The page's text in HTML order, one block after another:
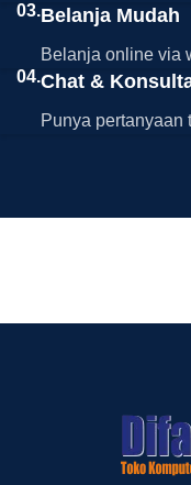
03.Belanja Mudah
Belanja online via
04.Chat &
Punya pertanyaan